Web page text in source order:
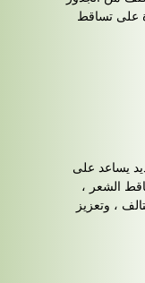
على تساقط
يساعد على
الشعر ،
، وتعزيز